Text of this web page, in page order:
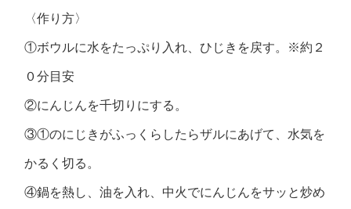
〈作り方〉
①ボウルに水をたっぷり入れ、ひじきを戻す。※約２
０分目安
②にんじんを千切りにする。
③①のにじきがふっくらしたらザルにあげて、水気を
かるく切る。
④鍋を熱し、油を入れ、中火でにんじんをサッと炒め